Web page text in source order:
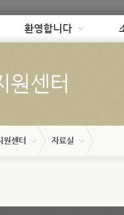
환영합니다
원센터
원센터 자료실